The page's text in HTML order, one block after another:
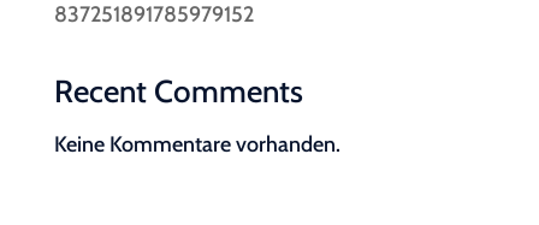
837251891785979152
Recent Comments
Keine Kommentare vorhanden.